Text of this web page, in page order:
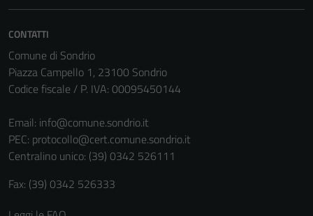
CONTATTI
Comune di Sondrio
Piazza Campello 1, 23100 Sondrio
Codice fiscale / P. IVA: 00095450144
Email: info@comune.sondrio.it
PEC: protocollo@cert.comune.sondrio.it
Centralino unico: (39) 0342 526111
Fax: (39) 0342 526333